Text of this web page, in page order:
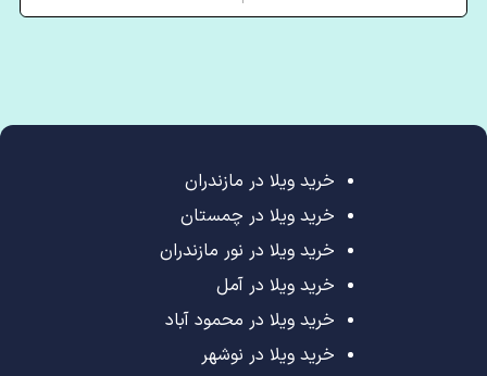
خرید ویلا در مازندران
خرید ویلا در چمستان
خرید ویلا در نور مازندران
خرید ویلا در آمل
خرید ویلا در محمود آباد
خرید ویلا در نوشهر